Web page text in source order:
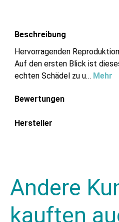
Beschreibung
Hervorragenden
Auf den ersten Blick ist
echten Schädel zu u… Mehr
Bewertungen
Hersteller
Andere
kauften